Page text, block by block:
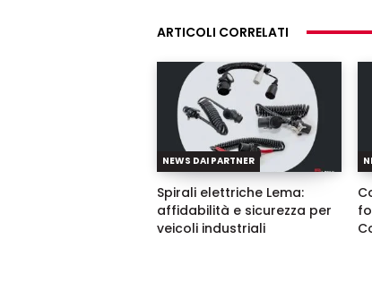
ARTICOLI CORRELATI
NEWS DAI PARTNER
Spirali elettriche Lema:
affidabilità e sicurezza per
veicoli industriali